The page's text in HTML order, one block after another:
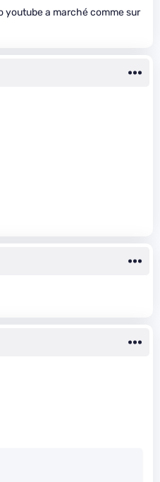
youtube a marché comme sur